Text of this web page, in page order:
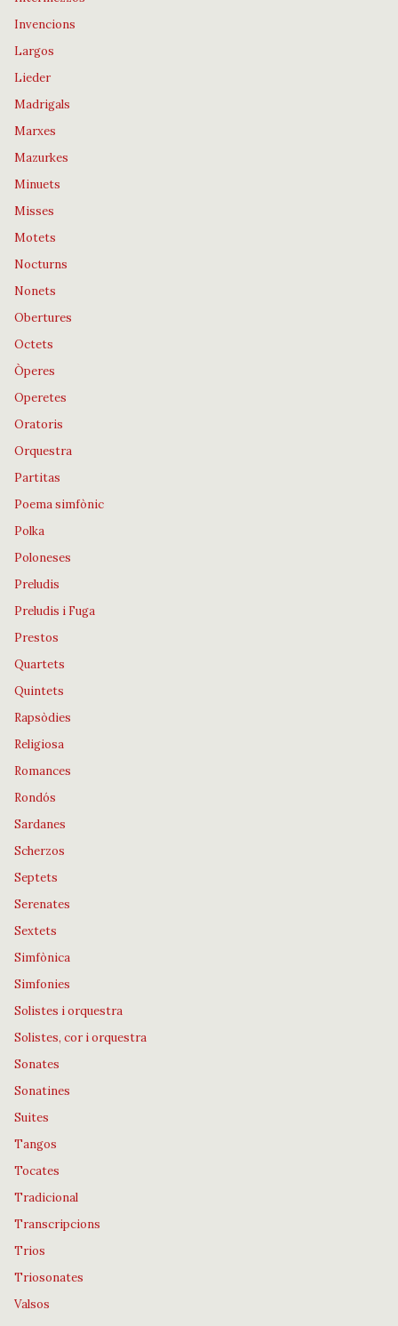
Invencions
Largos
Lieder
Madrigals
Marxes
Mazurkes
Minuets
Misses
Motets
Nocturns
Nonets
Obertures
Octets
Òperes
Operetes
Oratoris
Orquestra
Partitas
Poema simfònic
Polka
Poloneses
Preludis
Preludis i Fuga
Prestos
Quartets
Quintets
Rapsòdies
Religiosa
Romances
Rondós
Sardanes
Scherzos
Septets
Serenates
Sextets
Simfònica
Simfonies
Solistes i orquestra
Solistes, cor i orquestra
Sonates
Sonatines
Suites
Tangos
Tocates
Tradicional
Transcripcions
Trios
Triosonates
Valsos